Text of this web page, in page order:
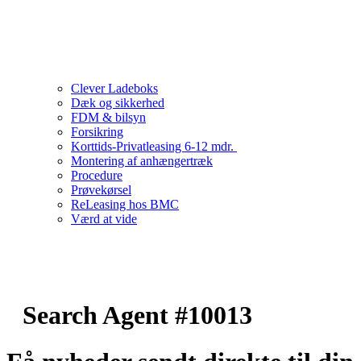
Clever Ladeboks
Dæk og sikkerhed
FDM & bilsyn
Forsikring
Korttids-Privatleasing 6-12 mdr.
Montering af anhængertræk
Procedure
Prøvekørsel
ReLeasing hos BMC
Værd at vide
Search Agent #10013